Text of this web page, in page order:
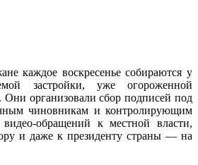
каждое воскресенье собираются у
застройки, уже огороженной
Они организовали сбор подписей под
чиновникам и контролирующим
обращений к местной власти,
и даже к президенту страны — на